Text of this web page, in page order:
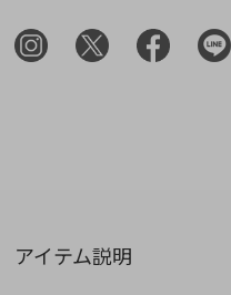
アイテム説明